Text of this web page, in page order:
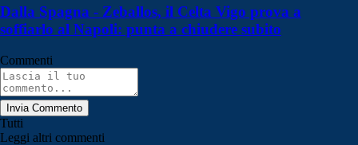
Dalla Spagna - Zeballos, il Celta Vigo prova a
soffiarlo al Napoli: punta a chiudere subito
Commenti
Invia Commento
Tutti
Leggi altri commenti